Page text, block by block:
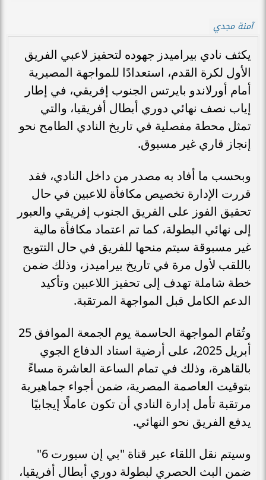
آمنة مجدي
يكثف نادي بيراميدز جهوده لتحفيز لاعبي الفريق
الأول لكرة القدم، استعدادًا للمواجهة المصيرية
أمام أورلاندو بايرتس الجنوب إفريقي، في إطار
إياب نصف نهائي دوري أبطال أفريقيا، والتي
تمثل محطة مفصلية في تاريخ النادي الطامح نحو
إنجاز قاري غير مسبوق.
وبحسب ما أفاد به مصدر من داخل النادي، فقد
قررت الإدارة تخصيص مكافأة للاعبين في حال
تحقيق الفوز على الفريق الجنوب إفريقي والعبور
إلى نهائي البطولة، كما تم اعتماد مكافأة مالية
غير مسبوقة سيتم منحها للفريق في حال التتويج
باللقب لأول مرة في تاريخ بيراميدز، وذلك ضمن
خطة شاملة تهدف إلى تحفيز اللاعبين وتأكيد
الدعم الكامل قبل المواجهة المرتقبة.
وتُقام المواجهة الحاسمة يوم الجمعة الموافق 25
أبريل 2025، على أرضية استاد الدفاع الجوي
بالقاهرة، وذلك في تمام الساعة العاشرة مساءً
بتوقيت العاصمة المصرية، ضمن أجواء جماهيرية
مرتقبة تأمل إدارة النادي أن تكون عاملًا إيجابيًا
يدفع الفريق نحو النهائي.
وسيتم نقل اللقاء عبر قناة "بي إن سبورت 6"
ضمن البث الحصري لبطولة دوري أبطال أفريقيا،